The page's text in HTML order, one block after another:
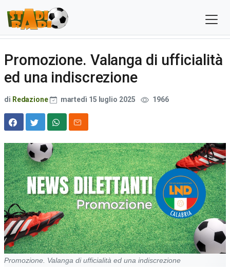
Promozione. Valanga di ufficialità
ed una indiscrezione
di Redazione martedì 15 luglio 2025 1966
Promozione. Valanga di ufficialità ed una indiscrezione